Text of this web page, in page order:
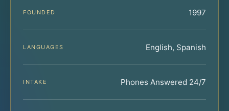
FOUNDED 1997
LANGUAGES English, Spanish
INTAKE Phones Answered 24/7